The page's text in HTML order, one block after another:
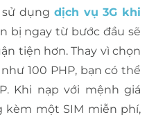
dụng dịch vụ 3G khi
bị ngay từ bước đầu sẽ
tiện hơn. Thay vì chọn
100 PHP, bạn có thể
Khi nạp với mệnh giá
kèm một SIM miễn phí,